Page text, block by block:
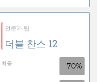
전문가 팁
더블 찬스 12
확률 70%